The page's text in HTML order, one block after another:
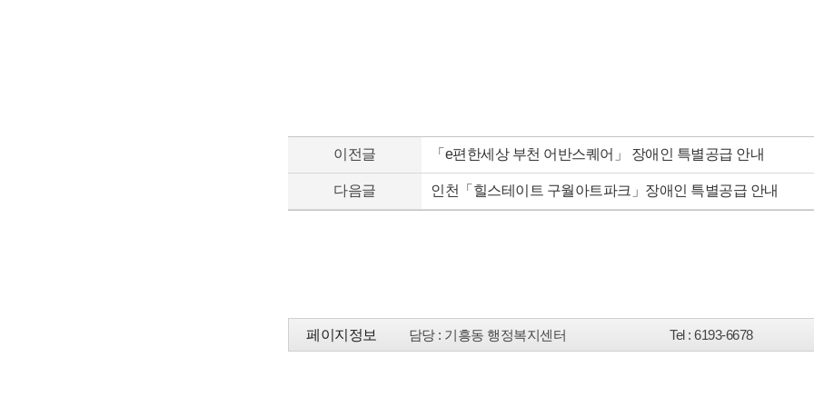
이전글 「e편한세상 부천 어반스퀘어」 장애인 특별공급 안내
다음글 인천「힐스테이트 구월아트파크」장애인 특별공급 안내
페이지정보 담당: 기흥동 행정복지센터 Tel : 6193-6678